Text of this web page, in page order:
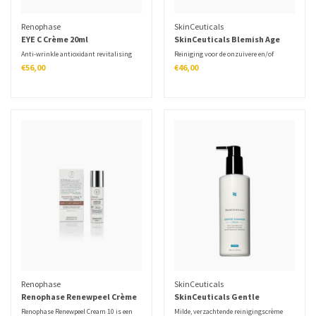
Renophase
EYE C Crème 20ml
Anti-wrinkle antioxidant revitalising
eye contour cream.
€56,00
SkinCeuticals
SkinCeuticals Blemish Age
Cleanser Gel - 240 ml
Reiniging voor de onzuivere en/of
verouderende huid.
€46,00
Renophase
Renophase Renewpeel Crème
10
Renophase Renewpeel Cream 10 is een
SkinCeuticals
SkinCeuticals Gentle
Cleanser - Reinigingsmelk -
Milde, verzachtende reinigingscrème